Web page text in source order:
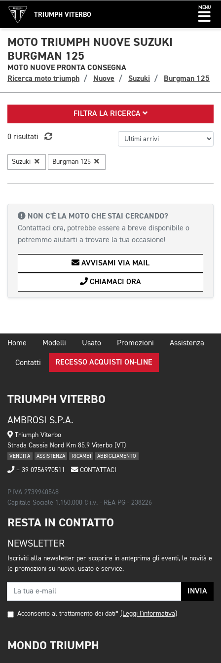
TRIUMPH VITERBO
MENU
MOTO TRIUMPH NUOVE SUZUKI
BURGMAN 125
MOTO NUOVE PRONTA CONSEGNA
Ricerca moto triumph
Nuove Suzuki Burgman 125
FILTRA LA RICERCA
0 risultati
Suzuki Burgman 125
NON C'È LA MOTO CHE STAI CERCANDO?
Contattaci ora, potrebbe essere a breve disponibile o
potremmo aiutarti a trovare la tua occasione!
AVVISAMI VIA MAIL
CHIAMACI ORA
Home Modelli Usato Promozioni Assistenza
Contatti RECESSO ACQUISTI ON-LINE
TRIUMPH VITERBO
AMBROSI S.P.A.
Triumph Viterbo
Strada Cassia Nord Km 85.9 Viterbo (VT)
VENDITA ASSISTENZA RICAMBI ABBIGLIAMENTO
+ 39 0756970511 CONTATTACI
P.IVA 2739940548
Capitale Sociale 1.150.000 € i.v. - REA PG - 238226
RESTA IN CONTATTO
NEWSLETTER
Iscriviti alla newsletter per scoprire in anteprima gli eventi, le novità e
le promozioni su nuovo, usato e service.
INVIA
Acconsento al trattamento dei dati* (Leggi l'informativa)
MONDO TRIUMPH